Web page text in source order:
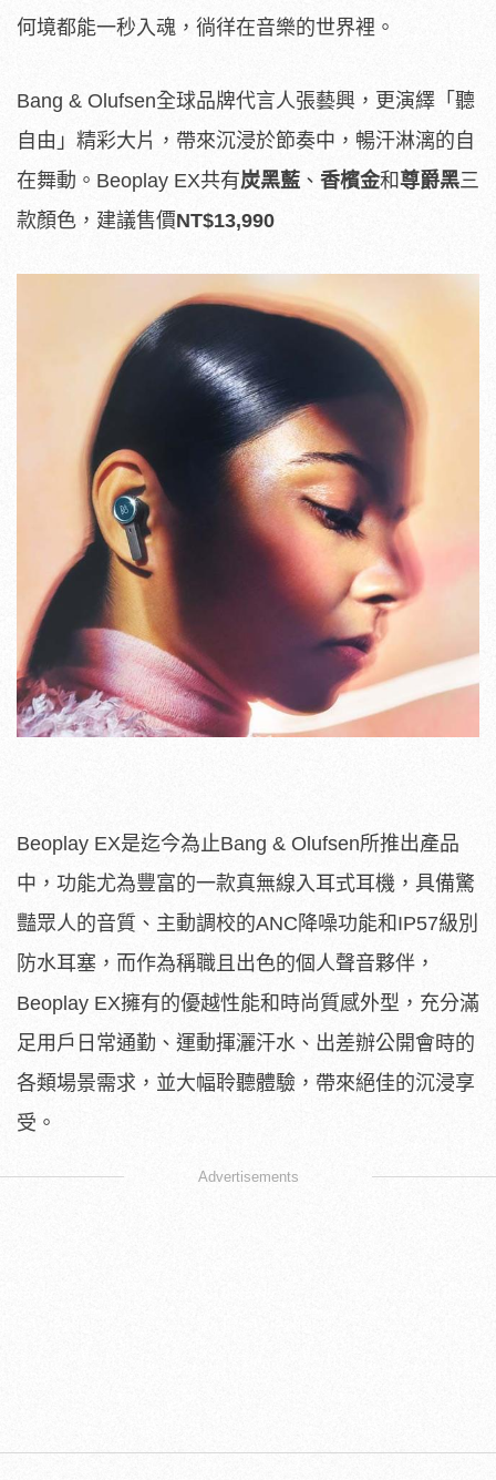
何境都能一秒入魂，徜徉在音樂的世界裡。
Bang & Olufsen全球品牌代言人張藝興，更演繹「聽
自由」精彩大片，帶來沉浸於節奏中，暢汗淋漓的自
在舞動。Beoplay EX共有炭黑藍 、 香檳金和尊爵黑三
款顏色，建議售價NT$13,990
Beoplay EX是迄今為止Bang & Olufsen所推出產品
中，功能尤為豐富的一款真無線入耳式耳機，具備驚
豔眾人的音質、主動調校的ANC降噪功能和IP57級別
防水耳塞，而作為稱職且出色的個人聲音夥伴，
Beoplay EX擁有的優越性能和時尚質感外型，充分滿
足用戶日常通勤、運動揮灑汗水、出差辦公開會時的
各類場景需求，並大幅聆聽體驗，帶來絕佳的沉浸享
受。
Advertisements